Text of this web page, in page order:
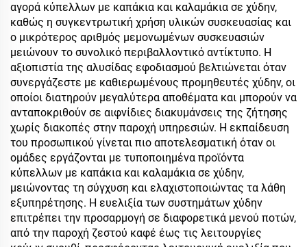
αγορά κύπελλων με καπάκια και καλαμάκια σε χύδην,
καθώς η συγκεντρωτική χρήση υλικών συσκευασίας και
ο μικρότερος αριθμός μεμονωμένων συσκευασιών
μειώνουν το συνολικό περιβαλλοντικό αντίκτυπο. Η
αξιοπιστία της αλυσίδας εφοδιασμού βελτιώνεται όταν
συνεργάζεστε με καθιερωμένους προμηθευτές χύδην, οι
οποίοι διατηρούν μεγαλύτερα αποθέματα και μπορούν να
ανταποκριθούν σε αιφνίδιες διακυμάνσεις της ζήτησης
χωρίς διακοπές στην παροχή υπηρεσιών. Η εκπαίδευση
του προσωπικού γίνεται πιο αποτελεσματική όταν οι
ομάδες εργάζονται με τυποποιημένα προϊόντα
κύπελλων με καπάκια και καλαμάκια σε χύδην,
μειώνοντας τη σύγχυση και ελαχιστοποιώντας τα λάθη
εξυπηρέτησης. Η ευελιξία των συστημάτων χύδην
επιτρέπει την προσαρμογή σε διαφορετικά μενού ποτών,
από την παροχή ζεστού καφέ έως τις λειτουργίες